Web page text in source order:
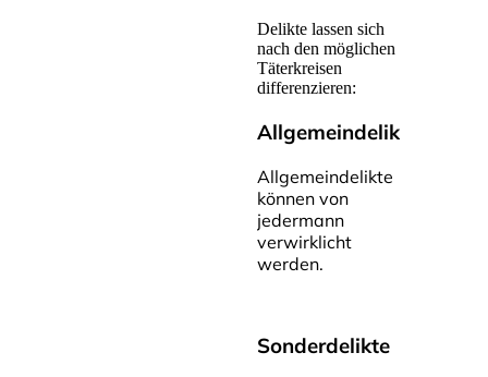
Delikte lassen sich
nach den möglichen
Täterkreisen
differenzieren:
Allgemeindelikte
Allgemeindelikte
können von
jedermann
verwirklicht
werden.
Sonderdelikte